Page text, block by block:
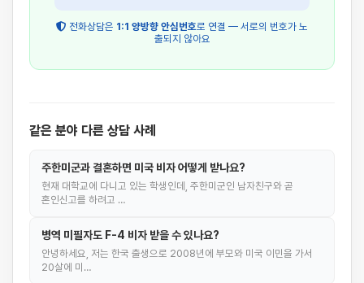
전화상담은 1:1 양방향 안심번호로 연결 — 서로의 번호가 노
출되지 않아요
같은 분야 다른 상담 사례
주한미군과 결혼하면 미국 비자 어떻게 받나요?
현재 대학교에 다니고 있는 학생인데, 주한미군인 남자친구와 곧
혼인신고를 하려고 …
병역 미필자도 F-4 비자 받을 수 있나요?
안녕하세요, 저는 한국 출생으로 2008년에 부모와 미국 이민을 가서
20살에 미…